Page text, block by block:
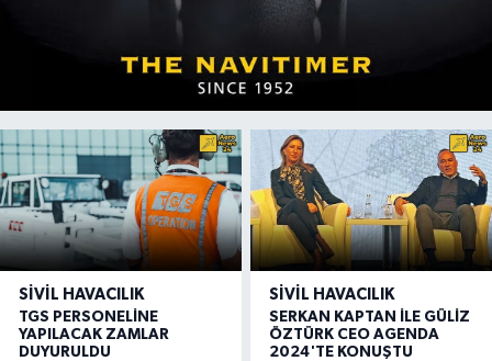
SIVIL HAVACILIK
TGS PERSONELİNE
YAPILACAK ZAMLAR
DUYURULDU
SIVIL HAVACILIK
SERKAN KAPTAN İLE GÜLİZ
ÖZTÜRK CEO AGENDA
2024'TE KONUŞTU